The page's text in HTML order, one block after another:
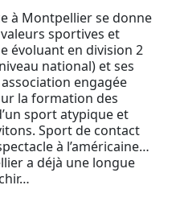
à Montpellier se donne
sportives et
évoluant en division 2
national) et ses
engagée
la formation des
sport atypique et
Sport de contact
à l’américaine…
a déjà une longue